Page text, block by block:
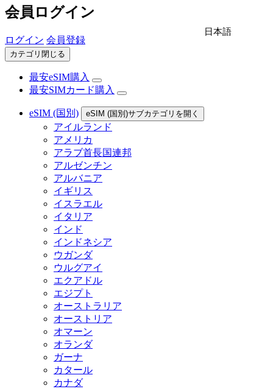
会員ログイン
ログイン 会員登録
日本語
カテゴリ閉じる
最安eSIM購入
最安SIMカード購入
eSIM (国別) eSIM (国別)サブカテゴリを開く
アイルランド
アメリカ
アラブ首長国連邦
アルゼンチン
アルバニア
イギリス
イスラエル
イタリア
インド
インドネシア
ウガンダ
ウルグアイ
エクアドル
エジプト
オーストラリア
オーストリア
オマーン
オランダ
ガーナ
カタール
カナダ